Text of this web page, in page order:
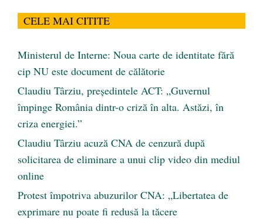
CELE MAI CITITE
Ministerul de Interne: Noua carte de identitate fără
cip NU este document de călătorie
Claudiu Târziu, președintele ACT: „Guvernul
împinge România dintr-o criză în alta. Astăzi, în
criza energiei.”
Claudiu Târziu acuză CNA de cenzură după
solicitarea de eliminare a unui clip video din mediul
online
Protest împotriva abuzurilor CNA: „Libertatea de
exprimare nu poate fi redusă la tăcere